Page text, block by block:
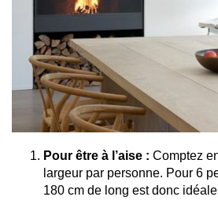
Pour être à l’aise : Comptez
largeur par personne. Pour 6
180 cm de long est donc